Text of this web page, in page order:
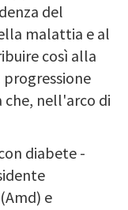
del
malattia e al
così alla
progressione
nell'arco di
diabete -
e